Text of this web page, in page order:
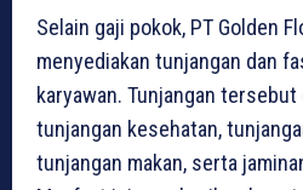
Selain gaji pokok, PT Golden
menyediakan tunjangan dan
karyawan. Tunjangan
tunjangan kesehatan,
tunjangan makan, serta